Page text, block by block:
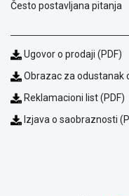
Usluge
Politika
privatnosti
o
kolačićima
Često postavljana pitanja
Ugovor o prodaji (PDF)
Obrazac za odustanak
Reklamacioni list (PDF)
Izjava o saobraznosti